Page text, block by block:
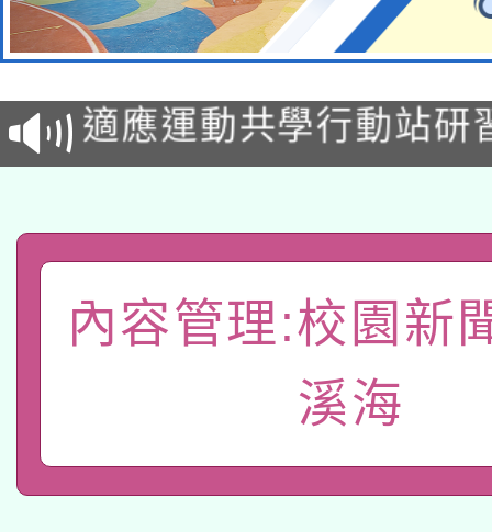
本校115學年度第2次
招甄選結果公告(無人
適應運動共學行動站研
本館辦理115年度閱讀
暨閱讀推動專業研習
科技賦能─人工智慧
「數位內容與教學軟體
有關大陸委員會函釋公
業技術研究院辦理「
115年8月22日(星期六
內容管理:校園新
溪海